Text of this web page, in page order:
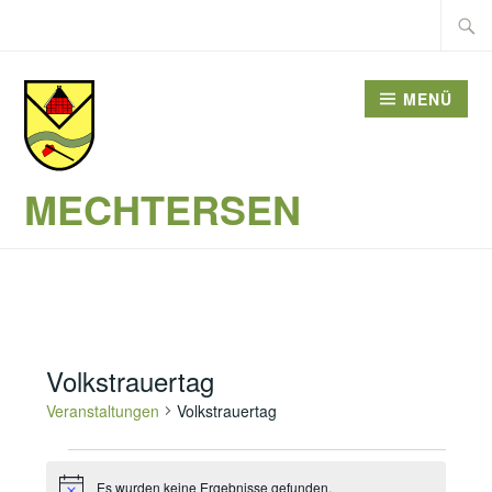
springen
Suche
MECHTERSEN
MENÜ
Volkstrauertag
Veranstaltungen Volkstrauertag
Veranstaltungen
Es wurden keine Ergebnisse gefunden.